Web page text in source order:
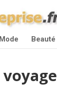
Mode Beauté